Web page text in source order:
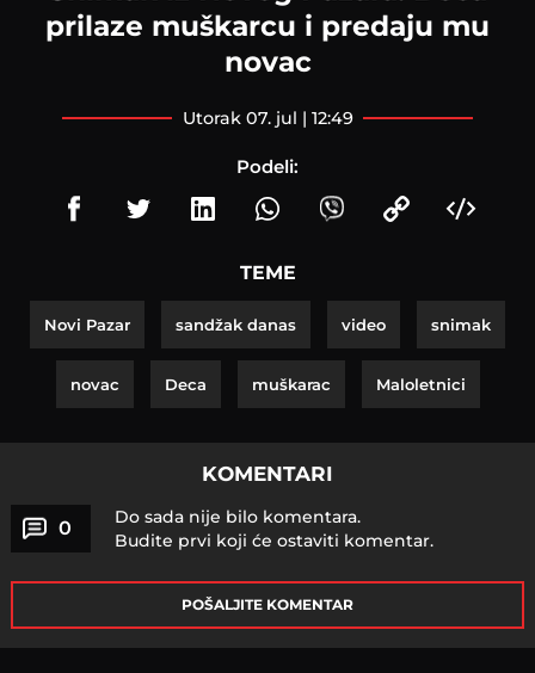
prilaze muškarcu i predaju mu
novac
utorak 07. jul | 12:49
Podeli:
TEME
Novi Pazar sandžak danas video snimak
novac Deca muškarac Maloletnici
KOMENTARI
0
Do sada nije bilo komentara.
Budite prvi koji će ostaviti komentar.
POŠALJITE KOMENTAR